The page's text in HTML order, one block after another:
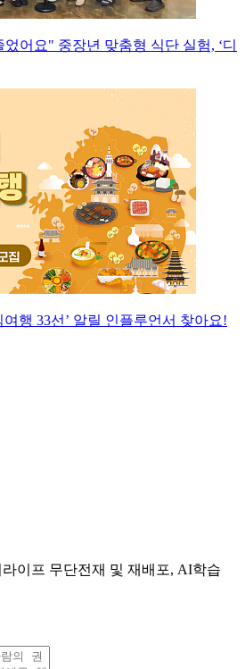
어요" 중장년 맞춤형 식단 실험, ‘디
여행 33선’ 알릴 인플루언서 찾아요!
이프 무단전재 및 재배포, AI학습